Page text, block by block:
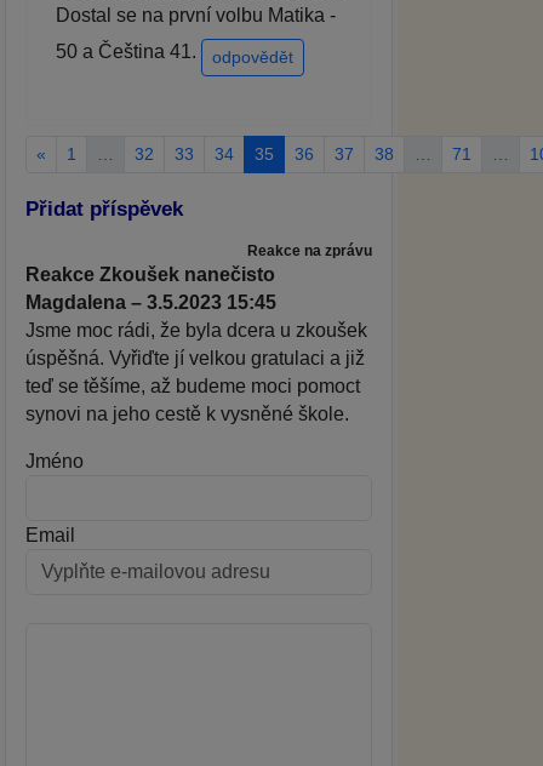
Dostal se na první volbu Matika -
50 a Čeština 41.
odpovědět
« 1 32 33 34 35 36 37 38 71
Přidat příspěvek
Reakce na zprávu
Reakce Zkoušek nanečisto
Magdalena – 3.5.2023 15:45
Jsme moc rádi, že byla dcera u zkoušek
úspěšná. Vyřiďte jí velkou gratulaci a již
teď se těšíme, až budeme moci pomoct
synovi na jeho cestě k vysněné škole.
Jméno
Email